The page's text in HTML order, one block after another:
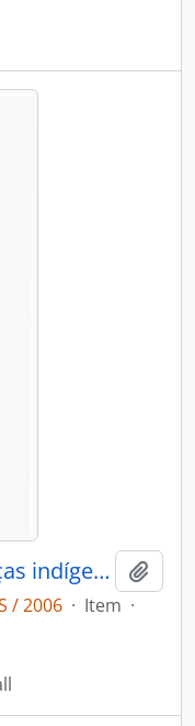
Saúde e nutrição de crianças indígenas Suruí de rondonia Amazonia Brasil
/ 2006 · Item ·